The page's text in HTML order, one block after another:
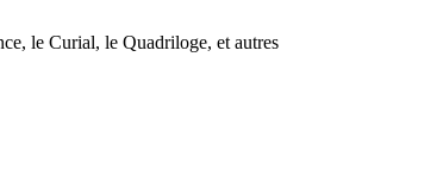
le Curial, le Quadriloge, et autres